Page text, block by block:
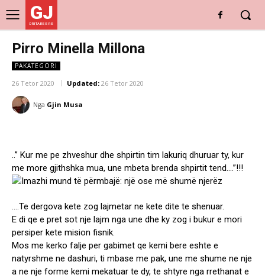
GJ
DRITARE E RE
Pirro Minella Millona
PAKATEGORI
26 Tetor 2020 Updated: 26 Tetor 2020
Nga Gjin Musa
..” Kur me pe zhveshur dhe shpirtin tim lakuriq dhuruar ty, kur
me more gjithshka mua, une mbeta brenda shpirtit tend….”!!!
….Te dergova kete zog lajmetar ne kete dite te shenuar.
E di qe e pret sot nje lajm nga une dhe ky zog i bukur e mori
persiper kete mision fisnik.
Mos me kerko falje per gabimet qe kemi bere eshte e
natyrshme ne dashuri, ti mbase me pak, une me shume ne nje
a ne nje forme kemi mekatuar te dy, te shtyre nga rrethanat e